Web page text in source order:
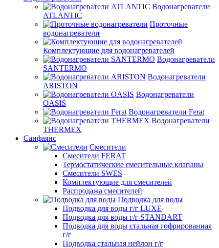
Водонагреватели
ATLANTIC
Проточные
водонагреватели
Комплектующие для водонагревателей
Водонагреватели
SANTERMO
Водонагреватели
ARISTON
Водонагреватели
OASIS
Водонагреватели Ferat
Водонагреватели
THERMEX
Санфаянс
Смесители
Смесители FERAT
Термостатические смесительные клапаны
Смесители SWES
Комплектующие для смесителей
Распродажа смесителей
Подводка для воды
Подводка для воды г/г LUXE
Подводка для воды г/г STANDART
Подводка для воды стальная гофрированная
г/г
Подводка стальная нейлон г/г